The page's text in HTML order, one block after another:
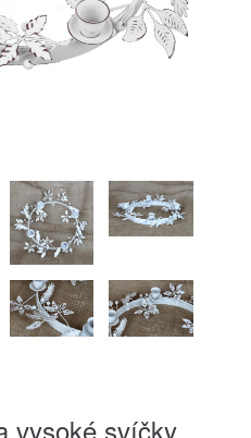
vysoké svíčky